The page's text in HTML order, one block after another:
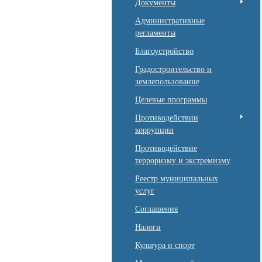
Документы
Административные
регламенты
Благоустройство
Градостроительство и
землепользование
Целевые программы
Противодействии
коррупции
Противодействие
терроризму и экстремизму
Реестр муниципальных
услуг
Соглашения
Налоги
Культура и спорт